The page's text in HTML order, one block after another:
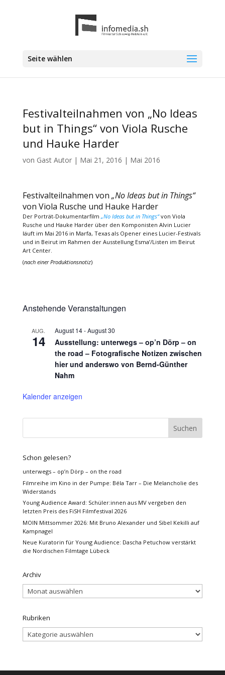
Seite wählen
Festivalteilnahmen von „No Ideas
but in Things“ von Viola Rusche
und Hauke Harder
von Gast Autor| Mai 21, 2016 | Mai 2016
Festivalteilnahmen von „No Ideas but in Things“
von Viola Rusche und Hauke Harder
Der Porträt-Dokumentarfilm „No Ideas but in Things“von Viola
Rusche und Hauke Harder über den Komponisten Alvin Lucier
läuft im Mai 2016 in Marfa, Texas als Opener eines Lucier-Festivals
und in Beirut im Rahmen der Ausstellung Esma’/Listen im Beirut
Art Center.
(nach einer Produktionsnotiz)
Anstehende Veranstaltungen
AUG.
14
August 14-August 30
Ausstellung: unterwegs – op’n Dörp – on
the road – Fotografische Notizen zwischen
hier und anderswo von Bernd-Günther
Nahm
Kalender anzeigen
Schon gelesen?
unterwegs – op’n Dörp – on the road
Filmreihe im Kino in der Pumpe: Béla Tarr – Die Melancholie des
Widerstands
Young Audience Award: Schüler:innen aus MV vergeben den
letzten Preis des FiSH Filmfestival 2026
MOIN Mittsommer 2026: Mit Bruno Alexander und Sibel Kekilli auf
Kampnagel
Neue Kuratorin für Young Audience: Dascha Petuchow verstärkt
die Nordischen Filmtage Lübeck
Archiv
Archiv
Rubriken
Rubriken